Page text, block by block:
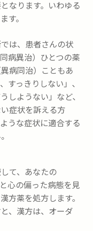
なります。いわゆる
す。
は、患者さんの状
病異治）ひとつの薬
病同治）こともあ
すっきりしない」、
しようない」など、
症状を訴える方
うな症状に適合する
て、あなたの
心の偏った病態を見
方薬を処方します。
、漢方は、オーダ